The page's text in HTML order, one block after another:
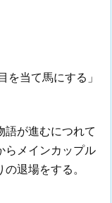
当て馬にする」
語が進むにつれて
らメインカップル
退場をする。